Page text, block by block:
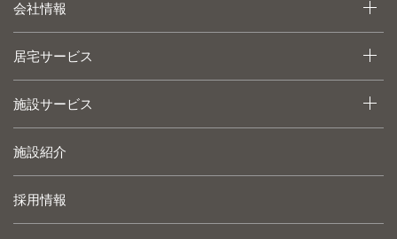
会社情報
居宅サービス
施設サービス
施設紹介
採用情報